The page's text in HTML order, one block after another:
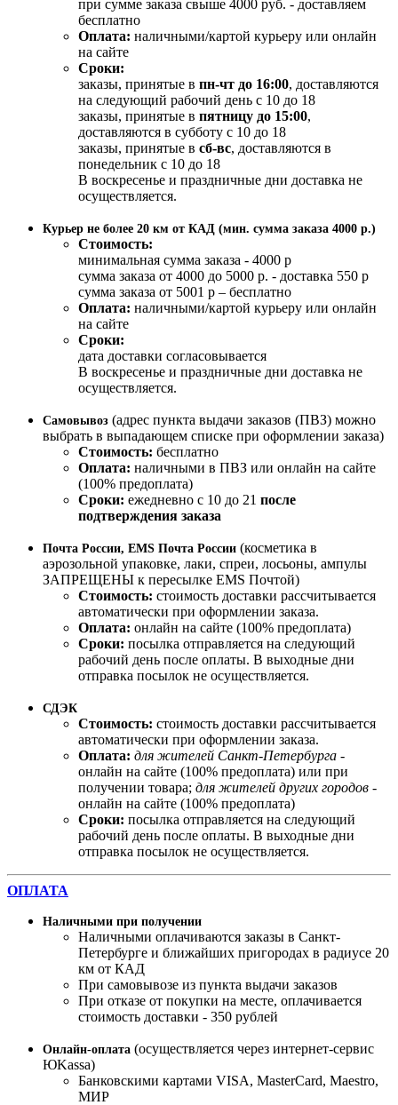
при сумме заказа свыше 4000 руб. - доставляем
бесплатно
Оплата: наличными/картой курьеру или онлайн
на сайте
Сроки:
заказы, принятые в пн-чт до 16:00, доставляются
на следующий рабочий день с 10 до 18
заказы, принятые в пятницу до 15:00,
доставляются в субботу с 10 до 18
заказы, принятые в сб-вс, доставляются в
понедельник с 10 до 18
В воскресенье и праздничные дни доставка не
осуществляется.
Курьер не более 20 км от КАД (мин. сумма заказа 4000 р.)
Стоимость:
минимальная сумма заказа - 4000 р
сумма заказа от 4000 до 5000 р. - доставка 550 р
сумма заказа от 5001 р – бесплатно
Оплата: наличными/картой курьеру или онлайн
на сайте
Сроки:
дата доставки согласовывается
В воскресенье и праздничные дни доставка не
осуществляется.
Самовывоз (адрес пункта выдачи заказов (ПВЗ) можно
выбрать в выпадающем списке при оформлении заказа)
Стоимость: бесплатно
Оплата: наличными в ПВЗ или онлайн на сайте
(100% предоплата)
Сроки: ежедневно с 10 до 21 после
подтверждения заказа
Почта России, EMS Почта России (косметика в
аэрозольной упаковке, лаки, спреи, лосьоны, ампулы
ЗАПРЕЩЕНЫ к пересылке EMS Почтой)
Стоимость: стоимость доставки рассчитывается
автоматически при оформлении заказа.
Оплата: онлайн на сайте (100% предоплата)
Сроки: посылка отправляется на следующий
рабочий день после оплаты. В выходные дни
отправка посылок не осуществляется.
СДЭК
Стоимость: стоимость доставки рассчитывается
автоматически при оформлении заказа.
Оплата: для жителей Санкт-Петербурга -
онлайн на сайте (100% предоплата) или при
получении товара; для жителей других городов -
онлайн на сайте (100% предоплата)
Сроки: посылка отправляется на следующий
рабочий день после оплаты. В выходные дни
отправка посылок не осуществляется.
ОПЛАТА
Наличными при получении
Наличными оплачиваются заказы в Санкт-
Петербурге и ближайших пригородах в радиусе 20
км от КАД
При самовывозе из пункта выдачи заказов
При отказе от покупки на месте, оплачивается
стоимость доставки - 350 рублей
Онлайн-оплата (осуществляется через интернет-сервис
ЮKassa)
Банковскими картами VISA, MasterСard, Maestro,
МИР